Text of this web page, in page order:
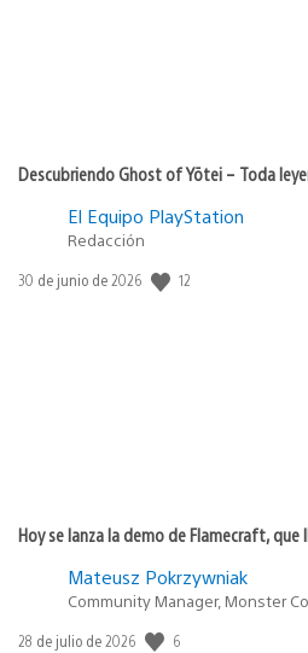
Descubriendo Ghost of Yōtei – Toda
El Equipo PlayStation
Redacción
Fecha
30 de junio de 2026 12
Hoy se lanza la demo de Flamecraft, que
Mateusz Pokrzywniak
Community Manager, Monster
Fecha
28 de julio de 2026 6